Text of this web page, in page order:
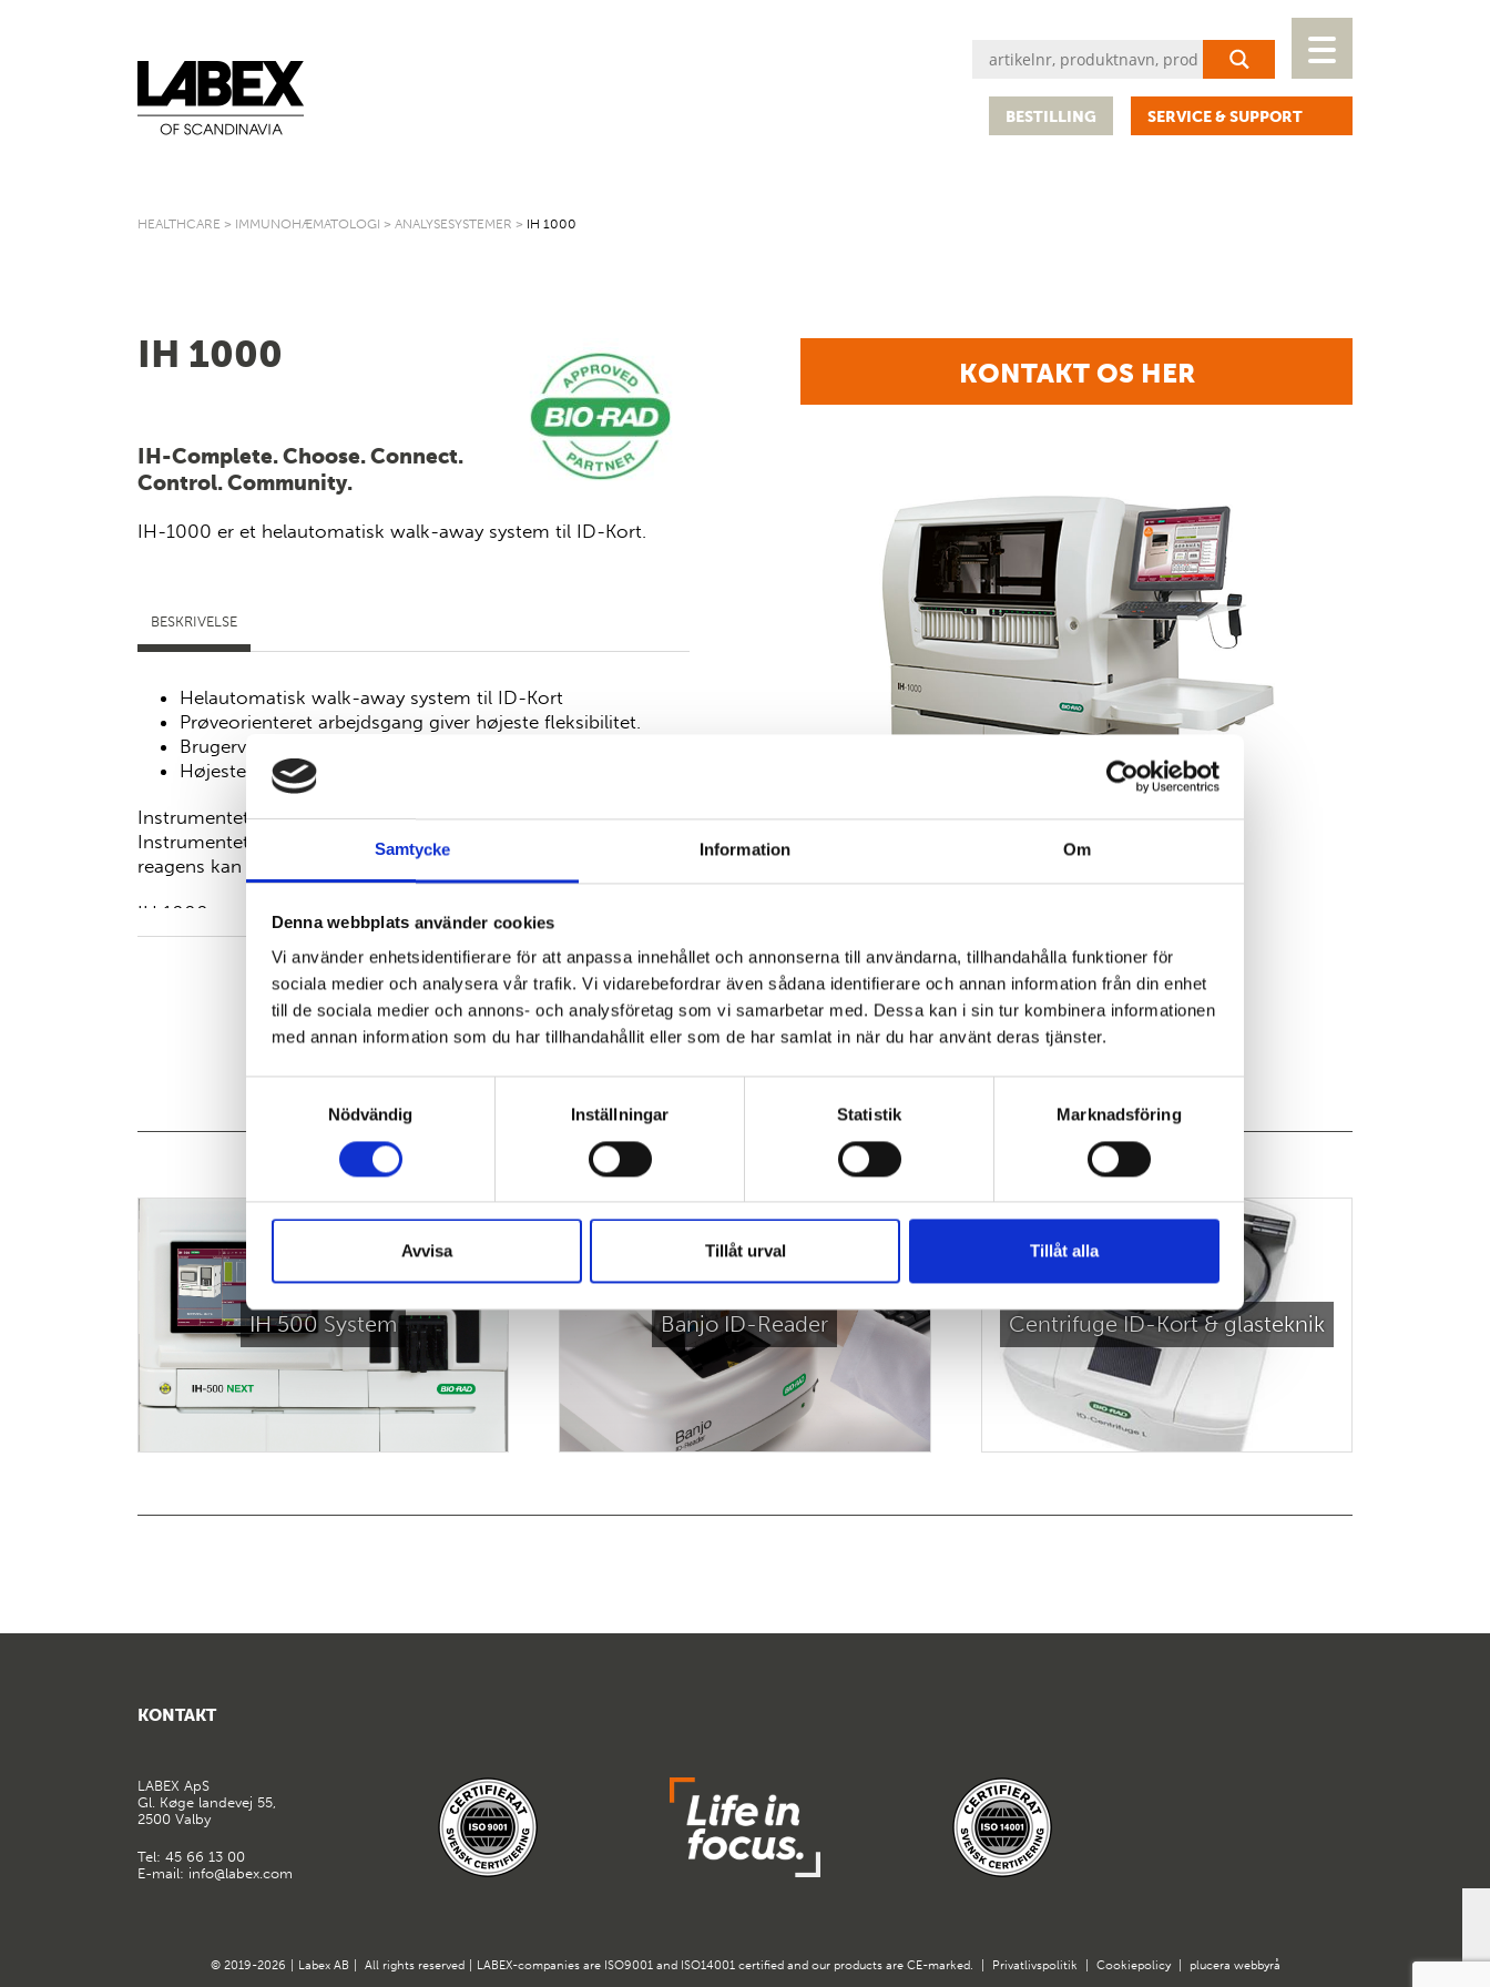
Samtycke Information Om
Denna webbplats använder cookies
Vi använder enhetsidentifierare för att anpassa innehållet och annonserna till användarna, tillhandahålla funktioner för
sociala medier och analysera vår trafik. Vi vidarebefordrar även sådana identifierare och annan information från din enhet
till de sociala medier och annons- och analysföretag som vi samarbetar med. Dessa kan i sin tur kombinera informationen
med annan information som du har tillhandahållit eller som de har samlat in när du har använt deras tjänster.
Nödvändig
Inställningar Statistik Marknadsföring
Avvisa Tillåt urval Tillåt alla
BESTILLING SERVICE & SUPPORT
HEALTHCARE > IMMUNOHÆMATOLOGI > ANALYSESYSTEMER > IH 1000
IH 1000
IH-Complete. Choose. Connect.
Control. Community.
IH-1000 er et helautomatisk walk-away system til ID-Kort.
BESKRIVELSE
Helautomatisk walk-away system til ID-Kort
Prøveorienteret arbejdsgang giver højeste fleksibilitet.
Brugervenlig
Højeste sikkerhed
Instrumentet er et helautomatisk walk-away system til ID-Kort.
Instrumentet er prøveorienteret hvilket indebær, at prøver og
reagens kan loades kontinuerligt.
IH 1000 er meget brugervenlig med intuitive menuer, tydelige
ikoner og kræver meget lidt hands on tid for brugeren i det
daglige arbejde. Højeste sikkerhed med fuld prøve identifikation
og logfiler som automatisk genereres og gemmes.
IH-1000 har både autostart og autovalidering.
Artikelnr. 100100
Du er måske intressert i:
IH-Com, et program til databehandling og resultathåndtering.
Med IH-Com udføres alt indenfor validering af resultat,
indstillinger af kvalitetskontroller, arbejdslister og
sikkerhedsindstillinger.
Artikelnr. 009000
IH-WEB
Med IH-Web validere du resultat på distance.
KONTAKT OS HER
IH 500 System Banjo ID-Reader Centrifuge ID-Kort & glasteknik
KONTAKT
LABEX ApS
Gl. Køge landevej 55,
2500 Valby
Tel: 45 66 13 00
E-mail: info@labex.com
© 2019-2026 Labex AB All rights reserved LABEX-companies are ISO9001 and ISO14001 certified and our products are CE-marked. Privatlivspolitik Cookiepolicy plucera webbyrå